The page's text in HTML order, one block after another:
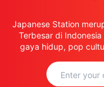
Japanese Station
Terbesar di
gaya hidup, pop